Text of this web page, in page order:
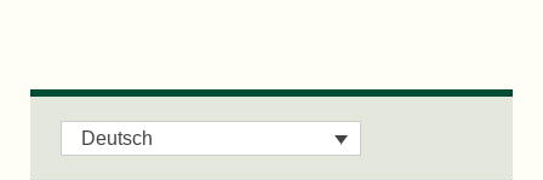
Deutsch